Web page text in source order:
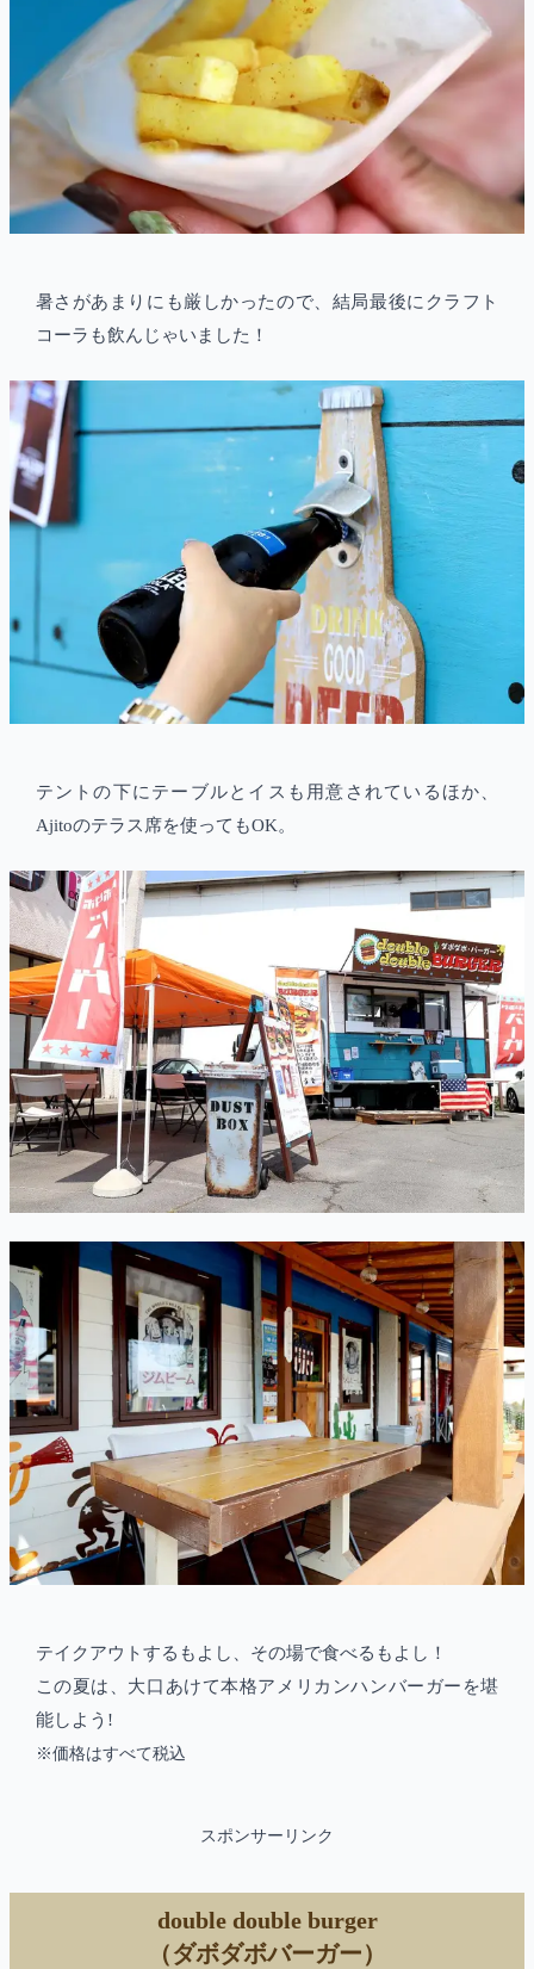
暑さがあまりにも厳しかったので、結局最後にクラフト
コーラも飲んじゃいました！
テントの下にテーブルとイスも用意されているほか、
Ajitoのテラス席を使ってもOK。
テイクアウトするもよし、その場で食べるもよし！
この夏は、大口あけて本格アメリカンハンバーガーを堪
能しよう!
※価格はすべて税込
スポンサーリンク
double double burger
（ダボダボバーガー）